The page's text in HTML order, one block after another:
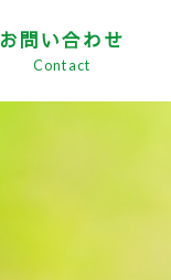
お問い合わせ
Contact